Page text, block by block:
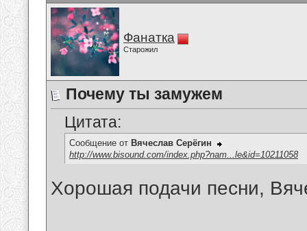
Фанатка
Старожил
Почему ты замужем
Цитата:
Сообщение от Вячеслав Серёгин
http://www.bisound.com/index.php?nam...le&id=10211058
Хорошая подачи песни,